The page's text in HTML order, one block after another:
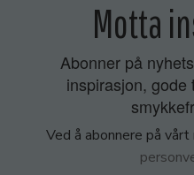
Motta
Abonner på
inspirasjon, gode
Ved å abonnere på